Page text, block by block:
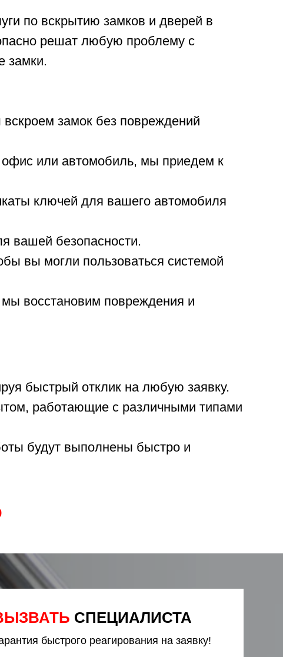
по вскрытию замков и дверей в
решат любую проблему с
замки.
замок без повреждений
или автомобиль, мы приедем к
ключей для вашего автомобиля
вашей безопасности.
вы могли пользоваться системой
восстановим повреждения и
быстрый отклик на любую заявку.
работающие с различными типами
будут выполнены быстро и
СПЕЦИАЛИСТА
быстрого реагирования на заявку!